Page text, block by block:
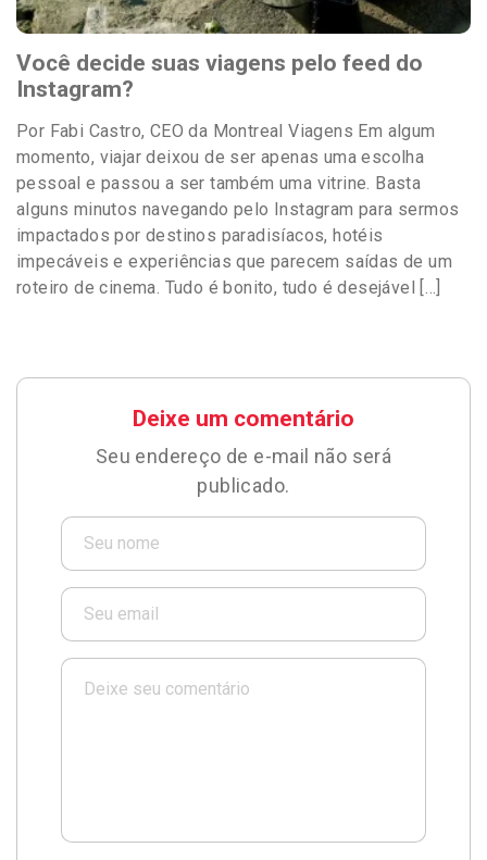
Você decide suas viagens pelo feed do
Instagram?
Por Fabi Castro, CEO da Montreal Viagens Em algum
momento, viajar deixou de ser apenas uma escolha
pessoal e passou a ser também uma vitrine. Basta
alguns minutos navegando pelo Instagram para sermos
impactados por destinos paradisíacos, hotéis
impecáveis e experiências que parecem saídas de um
roteiro de cinema. Tudo é bonito, tudo é desejável […]
Deixe um comentário
Seu endereço de e-mail não será
publicado.